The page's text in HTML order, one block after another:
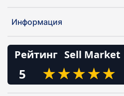
Информация
Рейтинг Sell Market
5 ★
★★
★★
★★
★★
★